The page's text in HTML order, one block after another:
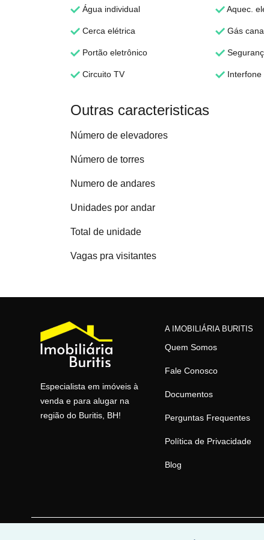
Água individual Aquec.
Cerca elétrica Gás
Portão eletrônico
Circuito TV Interfone
Outras caracteristicas
Número de elevadores
Número de torres
Numero de andares
Unidades por andar
Total de unidade
Vagas pra visitantes
Especialista em imóveis à
venda e para alugar na
região do Buritis, BH!
A IMOBILIÁRIA BURITIS
Quem Somos
Fale Conosco
Documentos
Perguntas Frequentes
Política de Privacidade
Blog